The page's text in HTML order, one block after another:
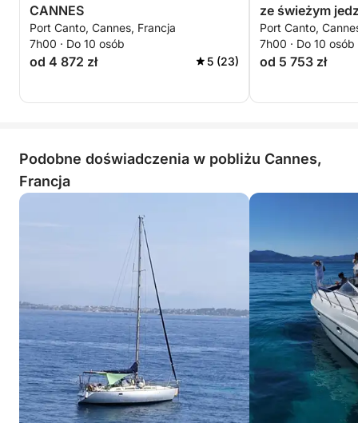
CANNES
Port Canto, Cannes, Francja
7h00 · Do 10 osób
od 4 872 zł 5 (23)
ze świeżym
Port Canto,
7h00 · Do 10 osób
od 5 753 zł
Podobne doświadczenia w pobliżu Cannes,
Francja